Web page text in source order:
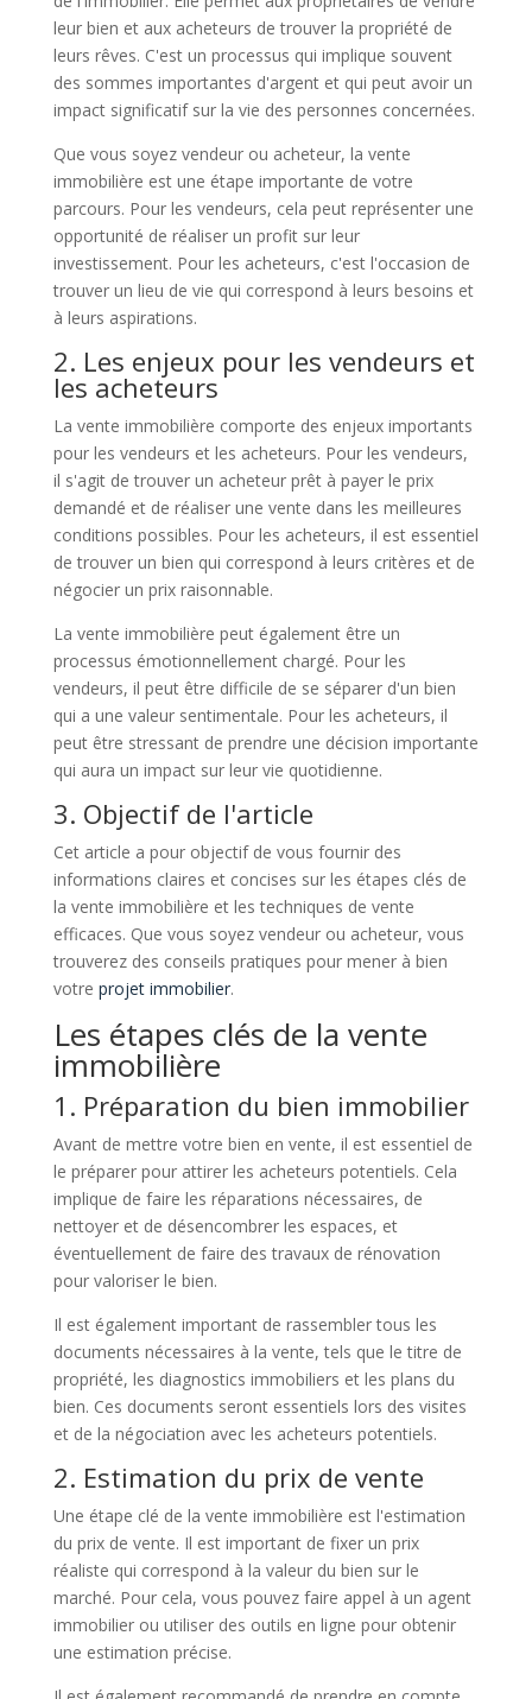
leur bien et aux acheteurs de trouver la propriété de
leurs rêves. C'est un processus qui implique souvent
des sommes importantes d'argent et qui peut avoir un
impact significatif sur la vie des personnes concernées.
Que vous soyez vendeur ou acheteur, la vente
immobilière est une étape importante de votre
parcours. Pour les vendeurs, cela peut représenter une
opportunité de réaliser un profit sur leur
investissement. Pour les acheteurs, c'est l'occasion de
trouver un lieu de vie qui correspond à leurs besoins et
à leurs aspirations.
2. Les enjeux pour les vendeurs et
les acheteurs
La vente immobilière comporte des enjeux importants
pour les vendeurs et les acheteurs. Pour les vendeurs,
il s'agit de trouver un acheteur prêt à payer le prix
demandé et de réaliser une vente dans les meilleures
conditions possibles. Pour les acheteurs, il est essentiel
de trouver un bien qui correspond à leurs critères et de
négocier un prix raisonnable.
La vente immobilière peut également être un
processus émotionnellement chargé. Pour les
vendeurs, il peut être difficile de se séparer d'un bien
qui a une valeur sentimentale. Pour les acheteurs, il
peut être stressant de prendre une décision importante
qui aura un impact sur leur vie quotidienne.
3. Objectif de l'article
Cet article a pour objectif de vous fournir des
informations claires et concises sur les étapes clés de
la vente immobilière et les techniques de vente
efficaces. Que vous soyez vendeur ou acheteur, vous
trouverez des conseils pratiques pour mener à bien
votre projet immobilier.
Les étapes clés de la vente
immobilière
1. Préparation du bien immobilier
Avant de mettre votre bien en vente, il est essentiel de
le préparer pour attirer les acheteurs potentiels. Cela
implique de faire les réparations nécessaires, de
nettoyer et de désencombrer les espaces, et
éventuellement de faire des travaux de rénovation
pour valoriser le bien.
Il est également important de rassembler tous les
documents nécessaires à la vente, tels que le titre de
propriété, les diagnostics immobiliers et les plans du
bien. Ces documents seront essentiels lors des visites
et de la négociation avec les acheteurs potentiels.
2. Estimation du prix de vente
Une étape clé de la vente immobilière est l'estimation
du prix de vente. Il est important de fixer un prix
réaliste qui correspond à la valeur du bien sur le
marché. Pour cela, vous pouvez faire appel à un agent
immobilier ou utiliser des outils en ligne pour obtenir
une estimation précise.